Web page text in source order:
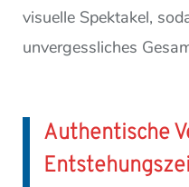
visuelle Spektakel,
unvergessliches
Authentische